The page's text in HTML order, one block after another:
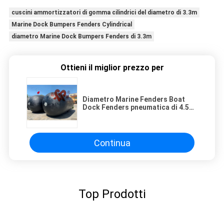
cuscini ammortizzatori di gomma cilindrici del diametro di 3.3m
Marine Dock Bumpers Fenders Cylindrical
diametro Marine Dock Bumpers Fenders di 3.3m
Ottieni il miglior prezzo per
Diametro Marine Fenders Boat
Dock Fenders pneumatica di 4.5m
Continua
Top Prodotti